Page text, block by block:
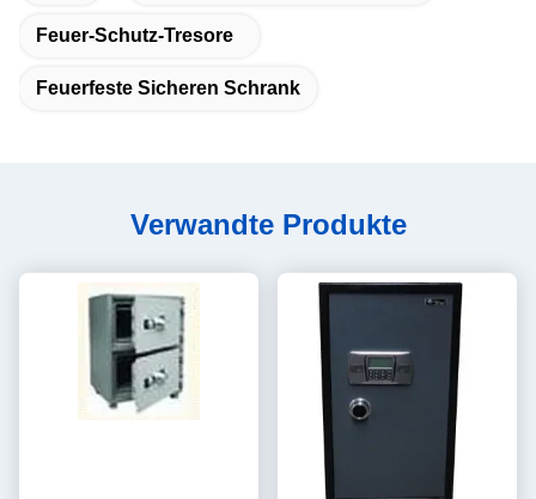
Feuer-Schutz-Tresore
Feuerfeste Sicheren Schrank
Verwandte Produkte